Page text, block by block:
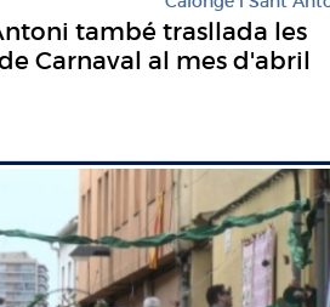
també trasllada les
Carnaval al mes d'abril